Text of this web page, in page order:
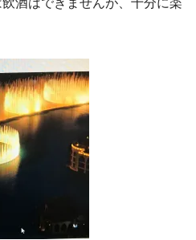
酒はできませんが、十分に楽